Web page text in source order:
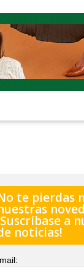
te pierdas
a
noticias!